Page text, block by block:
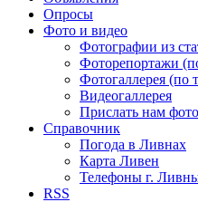
Опросы
Фото и видео
Фотографии из
Фоторепортажи
Фотогаллерея (по
Видеогаллерея
Прислать нам
Справочник
Погода в Ливнах
Карта Ливен
Телефоны г.
RSS